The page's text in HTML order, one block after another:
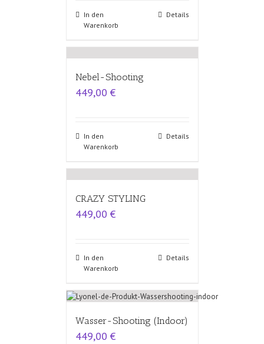
In den
Warenkorb
Details
Nebel-Shooting
449,00 €
In den
Warenkorb
Details
CRAZY STYLING
449,00 €
In den
Warenkorb
Details
Wasser-Shooting (Indoor)
449,00 €